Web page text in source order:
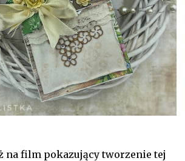
na film pokazujący tworzenie tej